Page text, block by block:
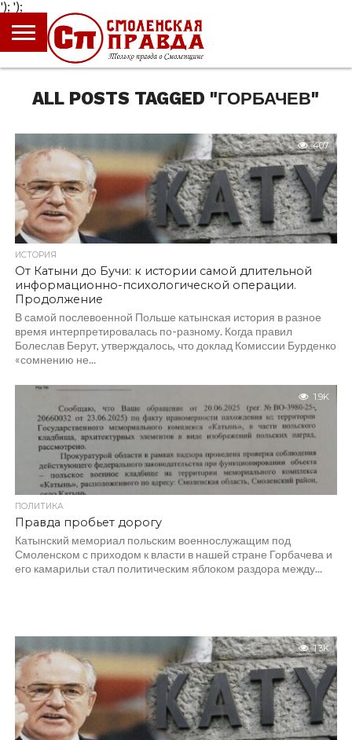
');
ГЛАВНАЯ
НОВОСТИ
ПРОИСШЕСТВИЯ
ПОЛИТИКА
КУЛЬТУРА
ЭКОНОМИКА
ОБЩЕСТВО
БЛОГИ
ALL POSTS TAGGED "ГОРБАЧЕВ"
407
ИСТОРИЯ
От Катыни до Бучи: к истории самой длительной
информационно-психологической операции.
Продолжение
В самой послевоенной Польше катынская история в разное
время интерпретировалась по-разному. Когда правил
Болеслав Берут, утверждалось, что доклад Комиссии Бурденко
«сомнению не...
1.9K
ПОЛИТИКА
Правда пробьет дорогу
Катынский мемориал польским военнослужащим под
Смоленском с приходом к власти в нашей стране Горбачева и
его камарильи стал политическим яблоком раздора между...
1.3K
');